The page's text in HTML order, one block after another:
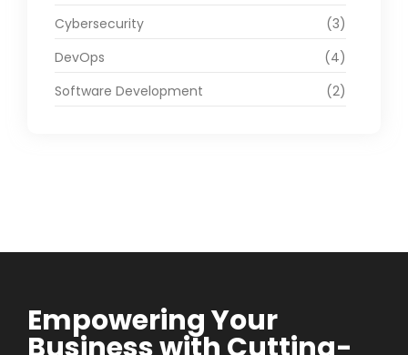
Cybersecurity
(3)
DevOps
(4)
Software Development
(2)
Empowering Your